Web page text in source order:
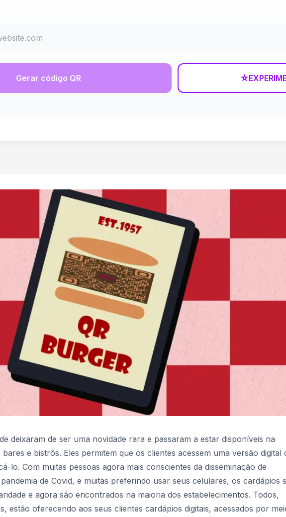
Gerar código QR ☆
deixaram de ser uma novidade rara e passaram a estar disponíveis na
e bistrôs. Eles permitem que os clientes acessem uma versão digital
lo. Com muitas pessoas agora mais conscientes da disseminação de
de Covid, e muitas preferindo usar seus celulares, os cardápios
e agora são encontrados na maioria dos estabelecimentos. Todos,
estão oferecendo aos seus clientes cardápios digitais, acessados ​​por